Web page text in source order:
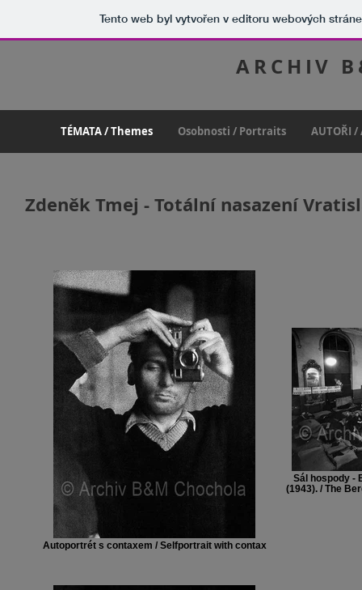
Tento web byl vytvořen v editoru webových
ARCHIV
TÉMATA / Themes Osobnosti / Portraits AUTOŘI
Zdeněk Tmej - Totální nasazení
Autoportrét s contaxem / Selfportrait with contax
Sál hospody -
(1943). / The